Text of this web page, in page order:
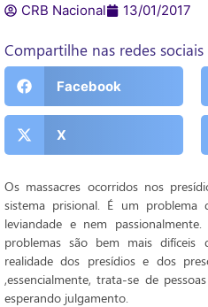
CRB Nacional 13/01/2017
Compartilhe nas redes sociais
Facebook
X
Os massacres ocorridos nos
sistema prisional. É um
leviandade e nem
problemas são bem mais
realidade dos presídios e dos
,essencialmente, trata-se de
esperando julgamento.